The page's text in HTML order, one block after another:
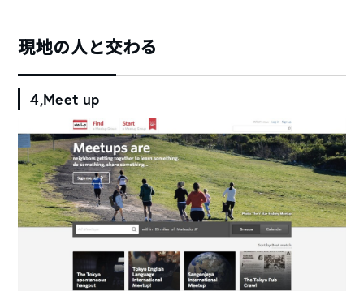
現地の人と交わる
4,Meet up